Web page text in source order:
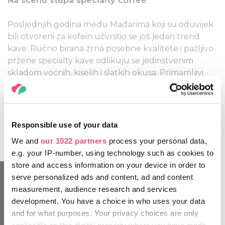
Responsible use of your data
We and our 1022 partners process your personal data,
e.g. your IP-number, using technology such as cookies to
store and access information on your device in order to
serve personalized ads and content, ad and content
measurement, audience research and services
development. You have a choice in who uses your data
and for what purposes. Your privacy choices are only
Posljednjih godina među Mađarima koji su oduvijek
bili otvoreni za kofein učvrstio se još jedan trend
kave. Ručno birana zrna posebne kvalitete i pažljivo
pržene specialty kave odlikuju se jedinstvenim
skladom voćnih, kiselih i slatkih okusa. Primamljivi
okusi jedinstvene kvalitete pića za stručnu
degustaciju kombiniraju se s obiteljskim
raširenije u Budimpešti i ruralnim dijelovima zemlje.
zajamčeno će otići ispunjen zadovoljstvom!